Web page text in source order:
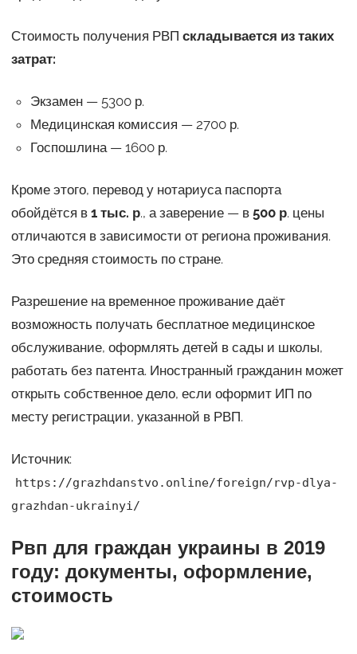
Стоимость получения РВП складывается из таких
затрат:
Экзамен — 5300 р.
Медицинская комиссия — 2700 р.
Госпошлина — 1600 р.
Кроме этого, перевод у нотариуса паспорта
обойдётся в 1 тыс. р., а заверение — в 500 р. цены
отличаются в зависимости от региона проживания.
Это средняя стоимость по стране.
Разрешение на временное проживание даёт
возможность получать бесплатное медицинское
обслуживание, оформлять детей в сады и школы,
работать без патента. Иностранный гражданин может
открыть собственное дело, если оформит ИП по
месту регистрации, указанной в РВП.
Источник:
https://grazhdanstvo.online/foreign/rvp-dlya-
grazhdan-ukrainyi/
Рвп для граждан украины в 2019
году: документы, оформление,
стоимость